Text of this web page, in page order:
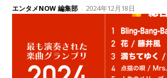
エンタメNOW 編集部 - 2024年12月18日